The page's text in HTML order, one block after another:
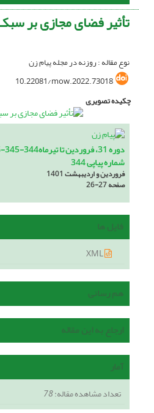
تأثیر فضای مجازی بر
نوع مقاله : روزنه در مجله پیام زن
10.22081/mow.2022.73018
چکیده تصویری
شماره پیاپی 344
فروردین و اردیبهشت 1401
صفحه26-27
فایل ها
هم رسانی
ارجاع به این مقاله
آمار
تعداد مشاهده مقاله:78